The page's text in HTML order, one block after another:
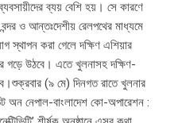
ব্যয় বেশি হয়। সে কারণে
ও আন্তঃদেশীয় রেলপথের মাধ্যমে
স্থাপন করা গেলে দক্ষিণ এশিয়ার
গড়ে উঠবে। এতে খুলনাসহ দক্ষিণ-
(৯ মে) দিনগত রাতে খুলনার
অন নেপাল-বাংলাদেশ কো-অপারেশন :